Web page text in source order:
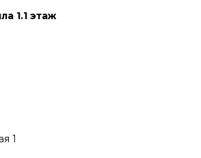
1.1 этаж
1